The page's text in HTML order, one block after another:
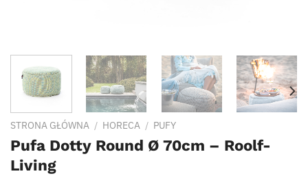
STRONA GŁÓWNA / HORECA / PUFY
Pufa Dotty Round Ø 70cm – Roolf-
Living